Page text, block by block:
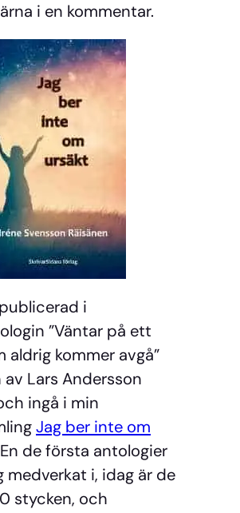
i en kommentar.
i
”Väntar på ett
aldrig kommer avgå”
Lars Andersson
ingå i min
Jag ber inte om
de första antologier
medverkat i, idag är de
stycken, och